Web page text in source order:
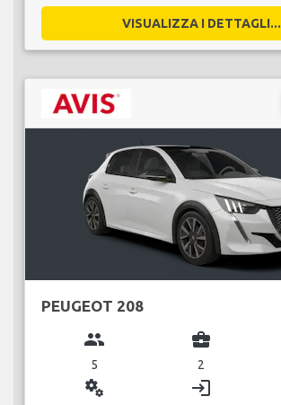
VISUALIZZA I DETTAGLI...
PEUGEOT 208
group
5
business_center
2
miscellaneous_services login